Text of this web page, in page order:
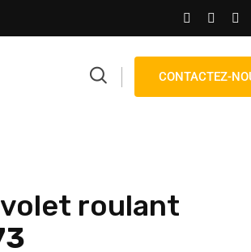
CONTACTEZ-
roulant